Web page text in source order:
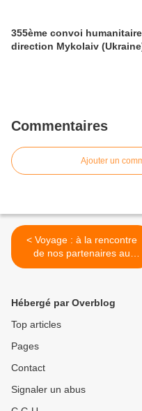
355ème convoi
direction Mykolaiv
Commentaires
Ajouter un
< Voyage : à la rencontre
de nos partenaires au
Burundi
Hébergé par Overblog
Top articles
Pages
Contact
Signaler un abus